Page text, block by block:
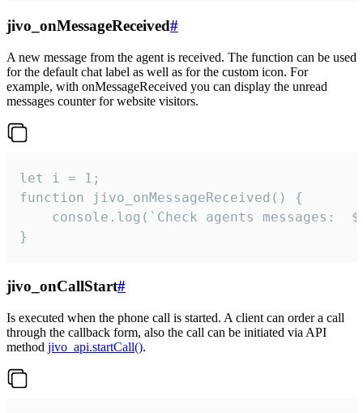
jivo_onMessageReceived#
A new message from the agent is received. The function can be used
for the default chat label as well as for the custom icon. For
example, with onMessageReceived you can display the unread
messages counter for website visitors.
let i = 1;
function jivo_onMessageReceived() {
}
jivo_onCallStart#
Is executed when the phone call is started. A client can order a call
through the callback form, also the call can be initiated via API
method jivo_api.startCall().